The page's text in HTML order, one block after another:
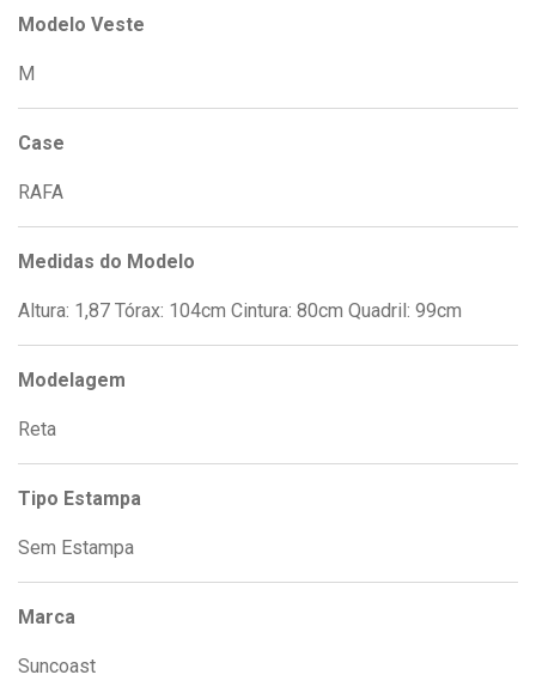
Modelo Veste
M
Case
RAFA
Medidas do Modelo
Altura: 1,87 Tórax: 104cm Cintura: 80cm Quadril: 99cm
Modelagem
Reta
Tipo Estampa
Sem Estampa
Marca
Suncoast